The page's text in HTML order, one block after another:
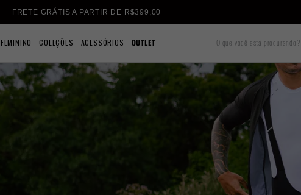
FRETE GRÁTIS A PARTIR DE R$399,00
FEMININO COLEÇÕES ACESSÓRIOS OUTLET